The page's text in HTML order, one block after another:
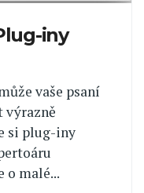
iny
vaše psaní
výrazně
si plug-iny
o malé...